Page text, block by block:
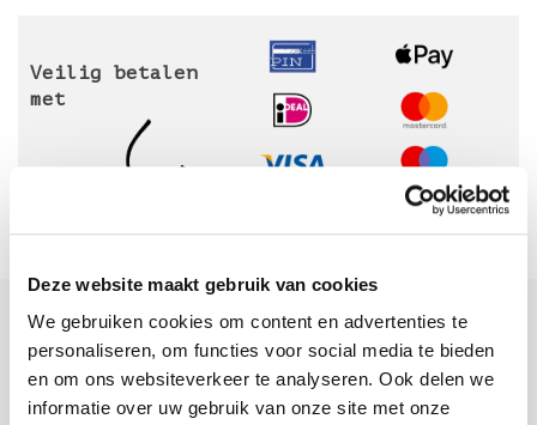
Deze website maakt gebruik van cookies
We gebruiken cookies om content en advertenties te
personaliseren, om functies voor social media te bieden
en om ons websiteverkeer te analyseren. Ook delen we
informatie over uw gebruik van onze site met onze
Veilig betalen
met
Sinds 2006 uw Mac specialist
30 dagen bedenktijd
Vandaag besteld, morgen in huis